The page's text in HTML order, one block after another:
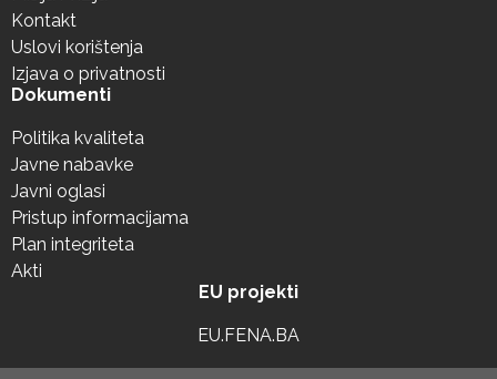
Kontakt
Uslovi korištenja
Izjava o privatnosti
Dokumenti
Politika kvaliteta
Javne nabavke
Javni oglasi
Pristup informacijama
Plan integriteta
Akti
EU projekti
EU.FENA.BA